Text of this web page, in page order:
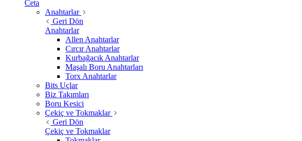
Ceta
Anahtarlar
Geri Dön
Anahtarlar
Allen Anahtarlar
Cırcır Anahtarlar
Kurbağacık Anahtarlar
Maşalı Boru Anahtarları
Torx Anahtarlar
Bits Uçlar
Biz Takımları
Boru Kesici
Çekiç ve Tokmaklar
Geri Dön
Çekiç ve Tokmaklar